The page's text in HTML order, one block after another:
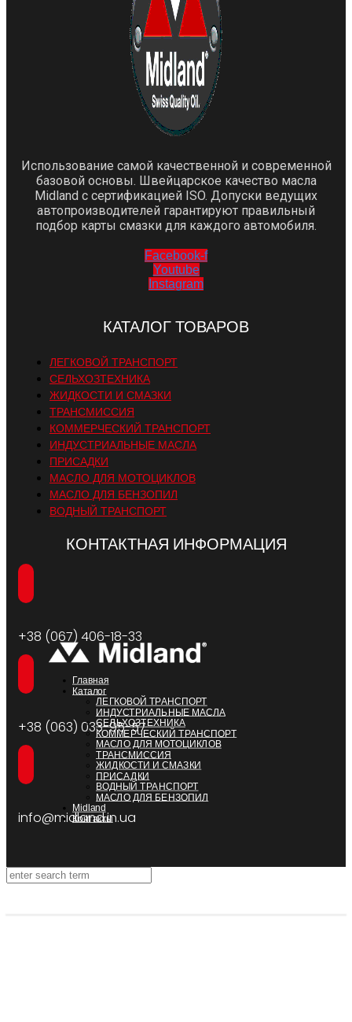
Использование самой качественной и современной
базовой основы. Швейцарское качество масла
Midland с сертификацией ISO. Допуски ведущих
автопроизводителей гарантируют правильный
подбор карты смазки для каждого автомобиля.
Facebook-f
Youtube
Instagram
КАТАЛОГ ТОВАРОВ
ЛЕГКОВОЙ ТРАНСПОРТ
СЕЛЬХОЗТЕХНИКА
ЖИДКОСТИ И СМАЗКИ
ТРАНСМИССИЯ
КОММЕРЧЕСКИЙ ТРАНСПОРТ
ИНДУСТРИАЛЬНЫЕ МАСЛА
ПРИСАДКИ
МАСЛО ДЛЯ МОТОЦИКЛОВ
МАСЛО ДЛЯ БЕНЗОПИЛ
ВОДНЫЙ ТРАНСПОРТ
КОНТАКТНАЯ ИНФОРМАЦИЯ
+38 (067) 406-18-33
+38 (063) 033-95-57
info@midland.in.ua
Главная
Каталог
ЛЕГКОВОЙ ТРАНСПОРТ
ИНДУСТРИАЛЬНЫЕ МАСЛА
СЕЛЬХОЗТЕХНИКА
КОММЕРЧЕСКИЙ ТРАНСПОРТ
МАСЛО ДЛЯ МОТОЦИКЛОВ
ТРАНСМИССИЯ
ЖИДКОСТИ И СМАЗКИ
ПРИСАДКИ
ВОДНЫЙ ТРАНСПОРТ
МАСЛО ДЛЯ БЕНЗОПИЛ
Midland
Контакты